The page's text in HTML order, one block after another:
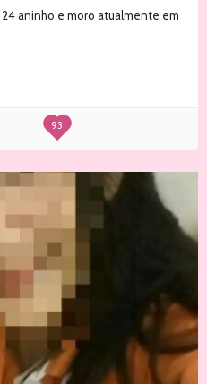
aninho e moro atualmente em
93